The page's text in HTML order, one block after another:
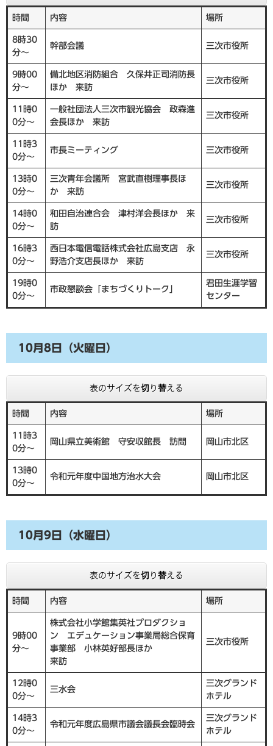
時間 内容 場所
8時30
分～
幹部会議 三次市役所
9時00
分～
備北地区消防組合 久保井正司消防長
ほか 来訪
三次市役所
11時0
0分～
一般社団法人三次市観光協会 政森進
会長ほか 来訪
三次市役所
11時3
0分～
市長ミーティング 三次市役所
13時0
0分～
三次青年会議所 宮武直樹理事長ほ
か 来訪
三次市役所
14時0
0分～
和田自治連合会 津村洋会長ほか 来
訪
三次市役所
16時3
0分～
西日本電信電話株式会社広島支店 永
野浩介支店長ほか 来訪
三次市役所
19時0
0分～
市政懇談会「まちづくりトーク」
君田生涯学習
センター
10月8日（火曜日）
表のサイズを切り替える
時間 内容 場所
11時3
0分～
岡山県立美術館 守安収館長 訪問 岡山市北区
13時0
0分～
令和元年度中国地方治水大会 岡山市北区
10月9日（水曜日）
表のサイズを切り替える
時間 内容 場所
9時00
分～
株式会社小学館集英社プロダクショ
ン エデュケーション事業局総合保育
事業部 小林英好部長ほか
来訪
三次市役所
12時0
0分～
三水会
三次グランド
ホテル
14時3
0分～
令和元年度広島県市議会議長会臨時会
三次グランド
ホテル